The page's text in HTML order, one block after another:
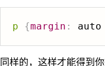
p {margin : auto
同样的，这样才能得到